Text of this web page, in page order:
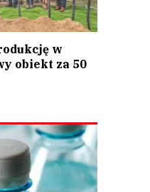
w
obiekt za 50